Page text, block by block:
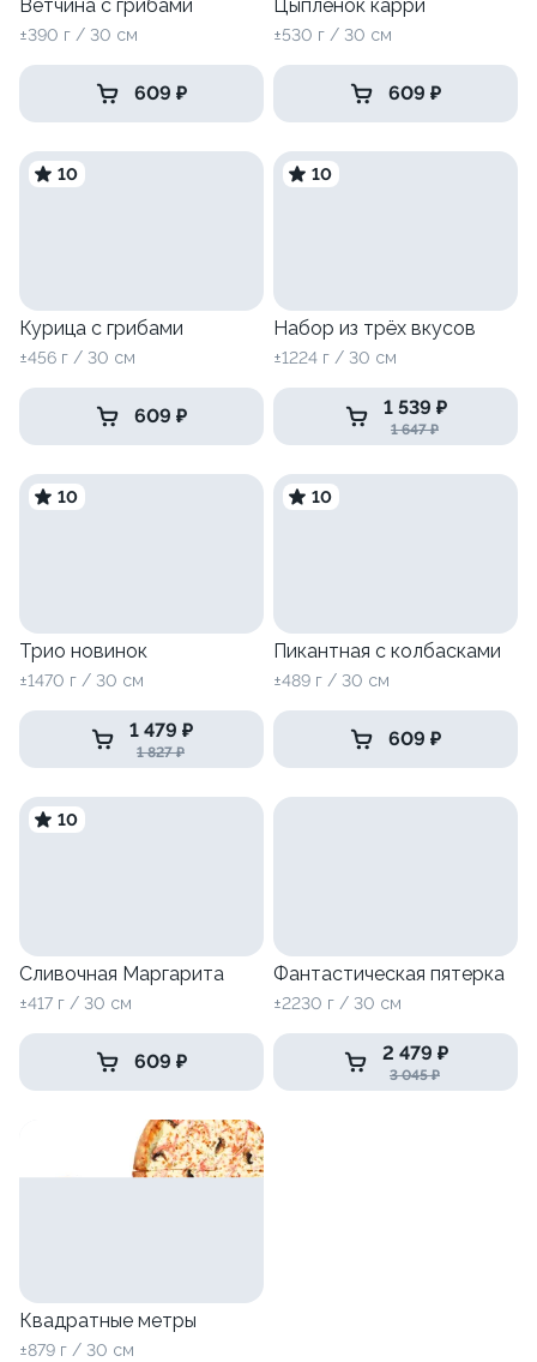
Ветчина с грибами
±390 г / 30 см
609 ₽
Цыпленок карри
±530 г / 30 см
609 ₽
10
Курица с грибами
±456 г / 30 см
609 ₽
10
Набор из трёх вкусов
±1224 г / 30 см
1 539 ₽
1 647 ₽
10
Трио новинок
±1470 г / 30 см
1 479 ₽
1 827 ₽
10
Пикантная с колбасками
±489 г / 30 см
609 ₽
10
Сливочная Маргарита
±417 г / 30 см
609 ₽
Фантастическая пятерка
±2230 г / 30 см
2 479 ₽
3 045 ₽
Квадратные метры
±879 г / 30 см